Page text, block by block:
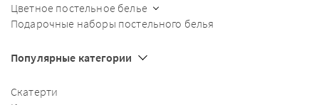
Цветное постельное белье
Подарочные наборы постельного белья
Популярные категории
Скатерти